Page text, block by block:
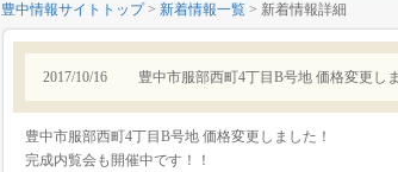
豊中情報サイトトップ> 新着情報一覧 > 新着情報詳細
2017/10/16 豊中市服部西町4丁目B号地 価格変更し
豊中市服部西町4丁目B号地 価格変更しました！
完成内覧会も開催中です！！